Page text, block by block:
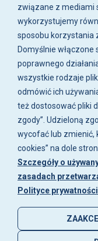
+48 783-788-
ul. Zwoleńska
04-761
Biuro i sklep
pn-pt w godz.
O firmie
związane z mediami
wykorzystujemy
sposobu korzystania
Domyślnie włączone
poprawnego
wszystkie rodzaje
odmówić ich
też dostosować pliki
zgody”. Udzieloną
wycofać lub zmienić,
cookies” na dole
Szczegóły o
zasadach
Polityce